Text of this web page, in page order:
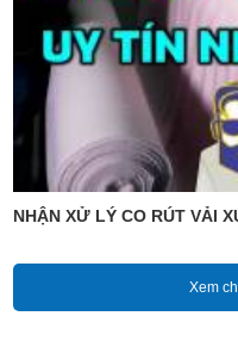
NHẬN XỬ LÝ CO RÚT VẢI
Xem